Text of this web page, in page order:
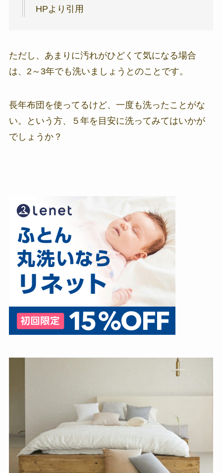
HPより引用
ただし、あまりに汚れがひどくて気になる場合
は、2～3年でも洗いましょうとのことです。
長年布団を使ってるけど、一度も洗ったことがな
い。という方、５年を目安に洗ってみてはいかが
でしょうか？